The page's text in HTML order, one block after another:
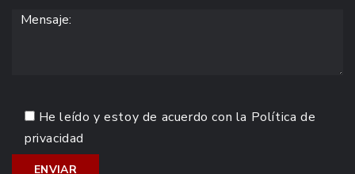
He leído y estoy de acuerdo con la Política de
privacidad